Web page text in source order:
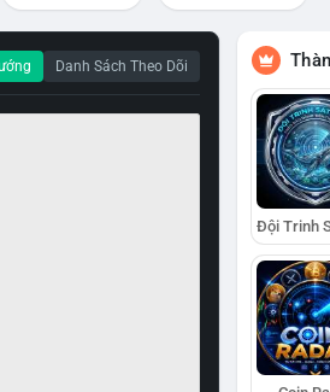
Danh Sách Theo Dõi